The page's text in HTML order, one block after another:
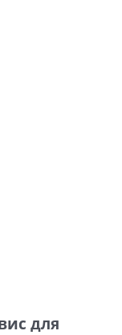
для